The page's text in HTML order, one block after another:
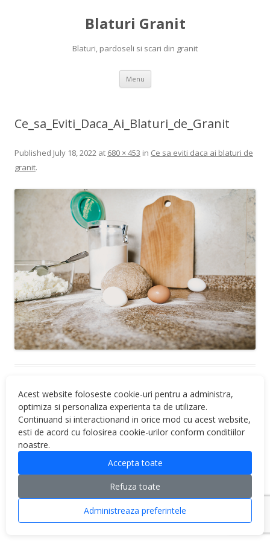
Acest website foloseste cookie-uri pentru a administra,
optimiza si personaliza experienta ta de utilizare.
Continuand si interactionand in orice mod cu acest website,
esti de acord cu folosirea cookie-urilor conform conditiilor
noastre.
Accepta toate
Refuza toate
Administreaza preferintele
Blaturi Granit
Blaturi, pardoseli si scari din granit
Menu Skip to content
Ce_sa_Eviti_Daca_Ai_Blaturi_de_Granit
Published July 18, 2022 at 680 × 453 in Ce sa eviti daca ai blaturi de
granit.
Proudly powered by WordPress